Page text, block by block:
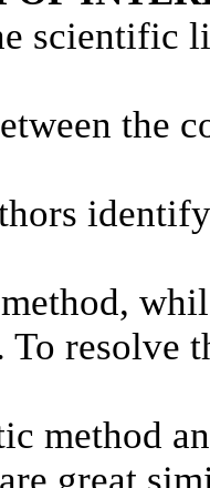
scientific
the
To resolve
method